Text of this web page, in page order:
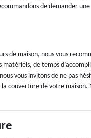
de demander
de maison, nous vous
de temps
vous invitons de ne pas
la couverture de votre maison.